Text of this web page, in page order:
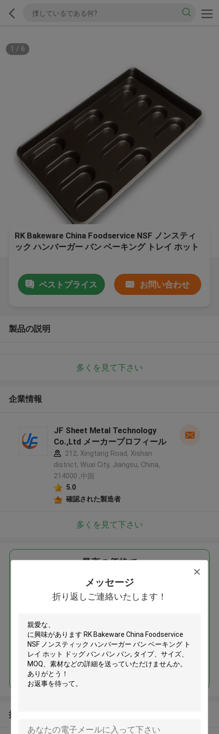
メッセージ
折り返しご連絡いたします！
1 / 6
RK Bakeware China Foodservice NSF ノンスティ
ック ハンバーガー バン ベーキング トレイ ホット
ベストプライス お問い合わせ
製品の説明
多くを見て下さい
企業情報
JF Sheet Metal Technology
Co.,Ltd メーカープロフィール
212, Xingtang Road, Xishan
district, Wuxi City, Jiangsu, China,
214000 ,中国
5.0
確認された製造者
多くを見て下さい
最高の価格で
RK Bakeware China Foodservice
NSF ノンスティック ハンバーガ
続行
推薦されたプロダクト